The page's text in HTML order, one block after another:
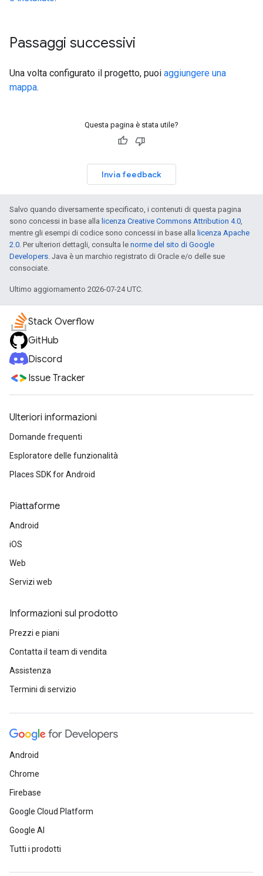
Passaggi successivi
Una volta configurato il progetto, puoi aggiungere una
mappa.
Questa pagina è stata utile?
Invia feedback
Salvo quando diversamente specificato, i contenuti di questa pagina
sono concessi in base alla licenza Creative Commons Attribution 4.0
mentre gli esempi di codice sono concessi in base alla licenza Apache
2.0 . Per ulteriori dettagli, consulta le norme del sito di Google
Developers . Java è un marchio registrato di Oracle e/o delle sue
consociate.
Ultimo aggiornamento 2026-07-24 UTC.
Stack Overflow
GitHub
Discord
Issue Tracker
Ulteriori informazioni
Domande frequenti
Esploratore delle funzionalità
Places SDK for Android
Piattaforme
Android
iOS
Web
Servizi web
Informazioni sul prodotto
Prezzi e piani
Contatta il team di vendita
Assistenza
Termini di servizio
Android
Chrome
Firebase
Google Cloud Platform
Google AI
Tutti i prodotti